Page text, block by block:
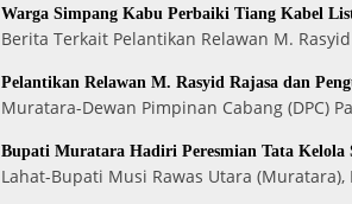
Warga Simpang Kabu Perbaiki Tiang Kabel
Berita Terkait Pelantikan Relawan M.
Pelantikan Relawan M. Rasyid Rajasa dan
Muratara-Dewan Pimpinan Cabang (DPC)
Bupati Muratara Hadiri Peresmian Tata
Lahat-Bupati Musi Rawas Utara